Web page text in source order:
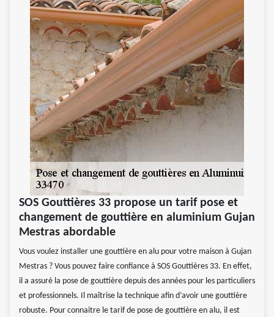
SOS Gouttières 33 propose un tarif pose et
changement de gouttière en aluminium Gujan
Mestras abordable
Vous voulez installer une gouttière en alu pour votre maison à Gujan
Mestras ? Vous pouvez faire confiance à SOS Gouttières 33. En effet,
il a assuré la pose de gouttière depuis des années pour les particuliers
et professionnels. Il maîtrise la technique afin d’avoir une gouttière
robuste. Pour connaitre le tarif de pose de gouttière en alu, il est